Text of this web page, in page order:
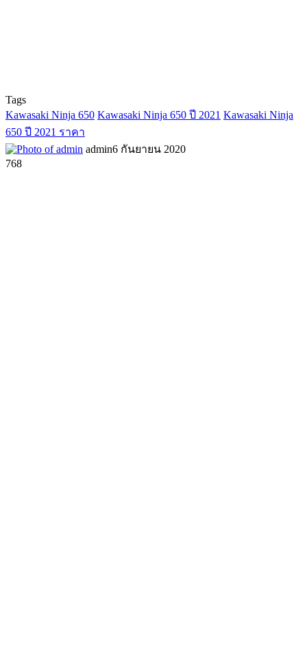
Tags
Kawasaki Ninja 650 Kawasaki Ninja 650 ปี 2021 Kawasaki Ninja
650 ปี 2021 ราคา
admin6 กันยายน 2020
768